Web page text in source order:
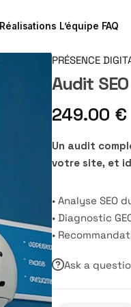
Réalisations L’équipe FAQ
PRÉSENCE
Audit
249.00 €
Un audit
votre site, et
• Analyse SEO
• Diagnostic
•
Ask a